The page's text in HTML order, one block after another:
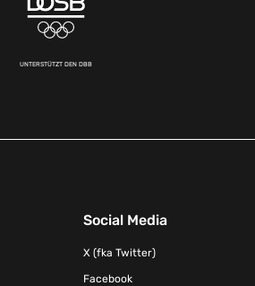
UNTERSTÜTZT DEN DBB
Social Media
X (fka Twitter)
Facebook